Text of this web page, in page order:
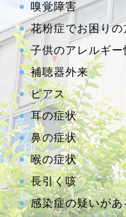
嗅覚障害
花粉症でお困りの
子供のアレルギー
補聴器外来
ピアス
耳の症状
鼻の症状
喉の症状
長引く咳
感染症の疑いがあ